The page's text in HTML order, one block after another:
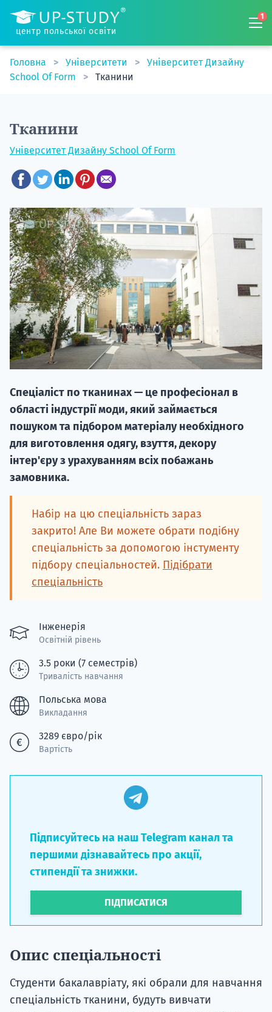
центр польської освіти
1
Головна Університети
Університет Дизайну
School Of Form
Тканини
Тканини
Університет Дизайну School Of Form
Спеціаліст по тканинах — це професіонал в
області індустрії моди, який займається
пошуком та підбором матеріалу необхідного
для виготовлення одягу, взуття, декору
інтер'єру з урахуванням всіх побажань
замовника.
Набір на цю спеціальність зараз
закрито! Але Ви можете обрати подібну
спеціальність за допомогою інстументу
підбору спеціальностей. Підібрати
спеціальність
Інженерія
Освітній рівень
3.5 роки (7 семестрів)
Тривалість навчання
Польська мова
Викладання
3289 євро/рік
Вартість
Підписуйтесь на наш Telegram канал та
першими дізнавайтесь про акції,
стипендії та знижки.
ПІДПИСАТИСЯ
Опис спеціальності
Студенти бакалавріату, які обрали для навчання
спеціальність тканини, будуть вивчати
"Навчання
НАБІР